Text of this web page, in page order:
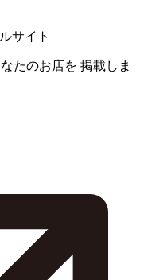
サイト
たのお店を 掲載しま